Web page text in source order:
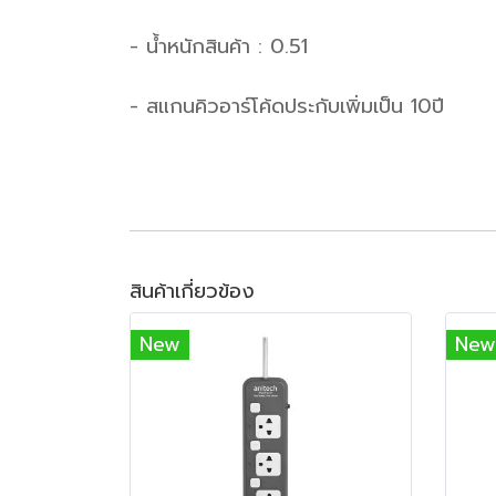
- น้ำหนักสินค้า : 0.51
- สแกนคิวอาร์โค้ดประกับเพิ่มเป็น 10ปี
สินค้าเกี่ยวข้อง
New
New